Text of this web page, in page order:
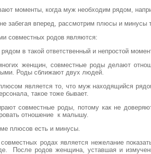
моменты, когда муж необходим рядом,
забегая вперед, рассмотрим плюсы и минусы
совместных родов являются:
рядом в такой ответственный и непростой
женщин, совместные роды делают
Роды сближают двух людей.
является то, что муж находящийся
такое тоже бывает.
совместные роды, потому как не
отношение к малышу.
плюсов есть и минусы.
родах является нежелание
После родов женщина, уставшая и